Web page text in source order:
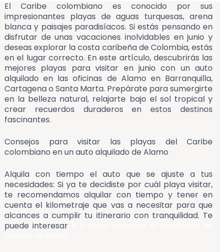
El Caribe colombiano es conocido por sus
impresionantes playas de aguas turquesas, arena
blanca y paisajes paradisíacos. Si estás pensando en
disfrutar de unas vacaciones inolvidables en junio y
deseas explorar la costa caribeña de Colombia, estás
en el lugar correcto. En este artículo, descubrirás las
mejores playas para visitar en junio con un auto
alquilado en las oficinas de Alamo en Barranquilla,
Cartagena o Santa Marta. Prepárate para sumergirte
en la belleza natural, relajarte bajo el sol tropical y
crear recuerdos duraderos en estos destinos
fascinantes.
Consejos para visitar las playas del Caribe
colombiano en un auto alquilado de Alamo
Alquila con tiempo el auto que se ajuste a tus
necesidades: Si ya te decidiste por cuál playa visitar,
te recomendamos alquilar con tiempo y tener en
cuenta el kilometraje que vas a necesitar para que
alcances a cumplir tu itinerario con tranquilidad. Te
puede interesar5 Errores comunes al momento de